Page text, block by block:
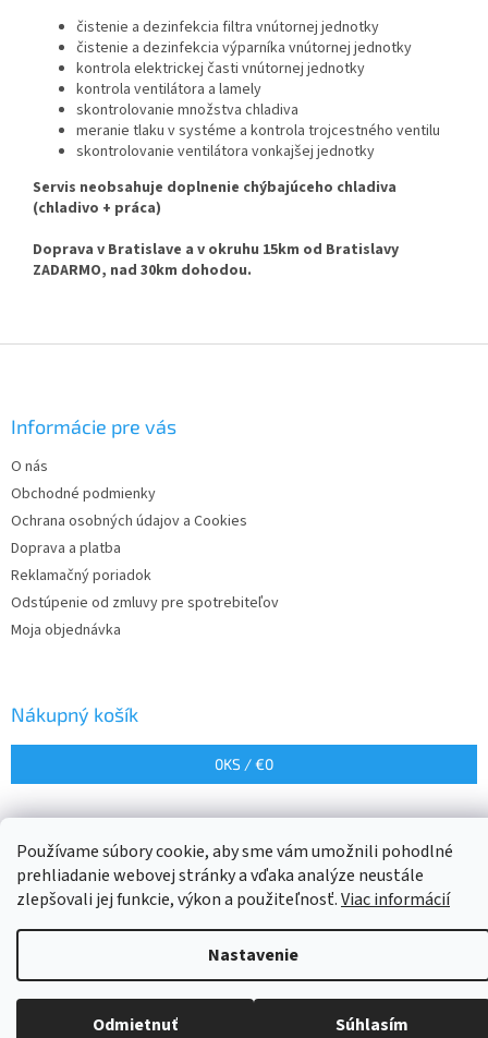
Používame súbory cookie, aby sme vám umožnili pohodlné
prehliadanie webovej stránky a vďaka analýze neustále
zlepšovali jej funkcie, výkon a použiteľnosť.Viac informácií
Nastavenie
Odmietnuť Súhlasím
čistenie a dezinfekcia filtra vnútornej jednotky
čistenie a dezinfekcia výparníka vnútornej jednotky
kontrola elektrickej časti vnútornej jednotky
kontrola ventilátora a lamely
skontrolovanie množstva chladiva
meranie tlaku v systéme a kontrola trojcestného ventilu
skontrolovanie ventilátora vonkajšej jednotky
Servis neobsahuje doplnenie chýbajúceho chladiva
(chladivo + práca)
Doprava v Bratislave a v okruhu 15km od Bratislavy
ZADARMO, nad 30km dohodou.
Informácie pre vás
O nás
Obchodné podmienky
Ochrana osobných údajov a Cookies
Doprava a platba
Reklamačný poriadok
Odstúpenie od zmluvy pre spotrebiteľov
Moja objednávka
Nákupný košík
0KS /€0
Vytvoril Shoptet
Copyright 2026 klimaprevsetkych.sk
. Všetky práva vyhradené.
Upraviť nastavenie cookies